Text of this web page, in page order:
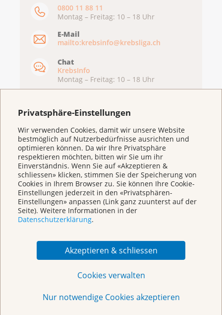
Privatsphäre-Einstellungen
Wir verwenden Cookies, damit wir unsere Website
bestmöglich auf Nutzerbedürfnisse ausrichten und
optimieren können. Da wir Ihre Privatsphäre
respektieren möchten, bitten wir Sie um ihr
Einverständnis. Wenn Sie auf «Akzeptieren &
schliessen» klicken, stimmen Sie der Speicherung von
Cookies in Ihrem Browser zu. Sie können Ihre Cookie-
Einstellungen jederzeit in den «Privatsphären-
Einstellungen» anpassen (Link ganz zuunterst auf der
Seite). Weitere Informationen in der
Datenschutzerklärung.
Akzeptieren & schliessen
Cookies verwalten
Nur notwendige Cookies akzeptieren
0800 11 88 11
Montag – Freitag: 10 – 18 Uhr
E-Mail
mailto:krebsinfo@krebsliga.ch
Chat
KrebsInfo
Montag – Freitag: 10 – 18 Uhr
Weitere Themen
Begegnungszentrum & Kursagenda